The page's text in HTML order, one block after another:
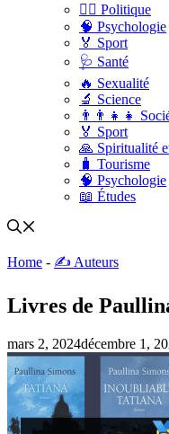
👨‍⚖️ Politique
🧠 Psychologie
🏅 Sport
🩺 Santé
🔥 Sexualité
🔬 Science
👨‍👨‍👧‍👧
🏅 Sport
🙏 Spiritualité
🧳 Tourisme
🧠 Psychologie
📖 Études
Home - ✍️ Auteurs
Livres de
mars 2, 2024décembre 1,